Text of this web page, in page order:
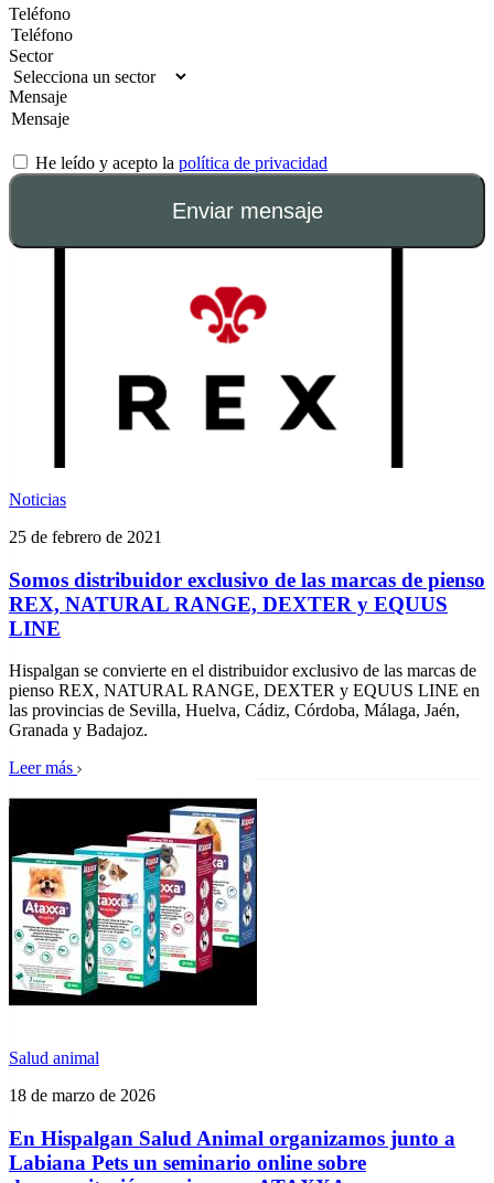
Teléfono
Sector
Mensaje
He leído y acepto la política de privacidad
Enviar mensaje
Noticias
25 de febrero de 2021
Somos distribuidor exclusivo de las marcas de pienso
REX, NATURAL RANGE, DEXTER y EQUUS
LINE
Hispalgan se convierte en el distribuidor exclusivo de las marcas de
pienso REX, NATURAL RANGE, DEXTER y EQUUS LINE en
las provincias de Sevilla, Huelva, Cádiz, Córdoba, Málaga, Jaén,
Granada y Badajoz.
Leer más
Salud animal
18 de marzo de 2026
En Hispalgan Salud Animal organizamos junto a
Labiana Pets un seminario online sobre